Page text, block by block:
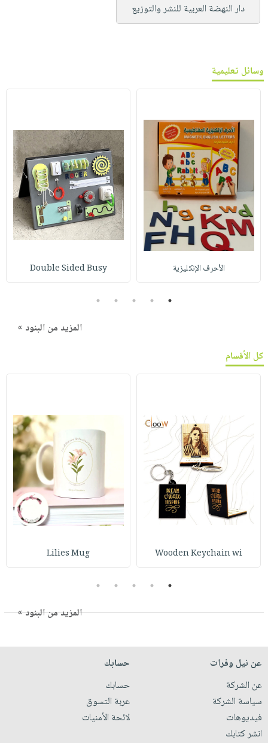
دار النهضة العربية للنشر والتوزيع
وسائل تعليمية
الأحرف الإنكليزية Double Sided Busy
1
2
3
4
5
المزيد من البنود »
كل الأقسام
Wooden Keychain wi
Lilies Mug
1
2
3
4
5
المزيد من البنود »
عن نيل وفرات
عن الشركة
سياسة الشركة
فيديوهات
انشر كتابك
حسابك
حسابك
عربة التسوق
لائحة الأمنيات